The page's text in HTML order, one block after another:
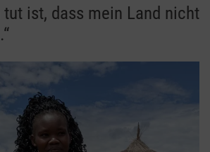
tut ist, dass mein Land nicht